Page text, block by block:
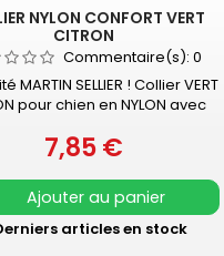
NYLON CONFORT VERT
CITRON
Commentaire(s):0
MARTIN SELLIER ! Collier VERT
pour chien en NYLON avec
couleur Collier doublé de
surpiquée pour davantage
Nylon ultra-résistant
laquée noire Couleur
qui soulignera tout type de
Existe aussi en turquoise,
Prix
7,85 €
Ajouter au panier
articles en stock